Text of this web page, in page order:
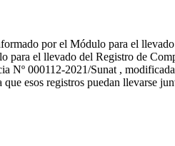
por el Módulo para el
para el llevado del Registro de
Nº 000112-2021/Sunat ,
esos registros puedan llevarse